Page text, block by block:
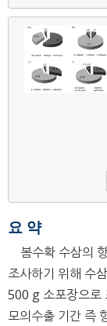
요 약
봄수확 수삼의
조사하기 위해 수
500 g 소포장으로
모의수출 기간 즉